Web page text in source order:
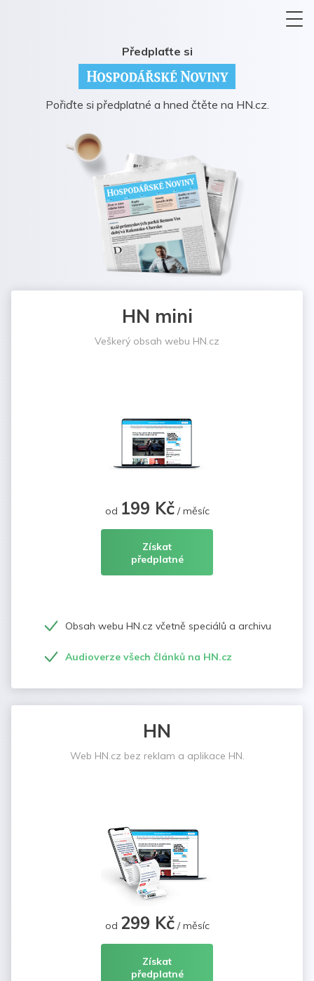
Předplaťte si
Pořiďte si předplatné a hned čtěte na HN.cz.
HN mini
Veškerý obsah webu HN.cz
od 199 Kč/ měsíc
Získat
předplatné
Obsah webu HN.cz včetně speciálů a archivu
Audioverze všech článků na HN.cz
HN
Web HN.cz bez reklam a aplikace HN.
od 299 Kč/ měsíc
Získat
předplatné